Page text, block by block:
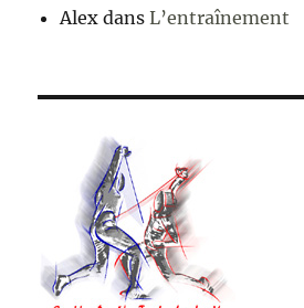
Alex dansL’entraînement